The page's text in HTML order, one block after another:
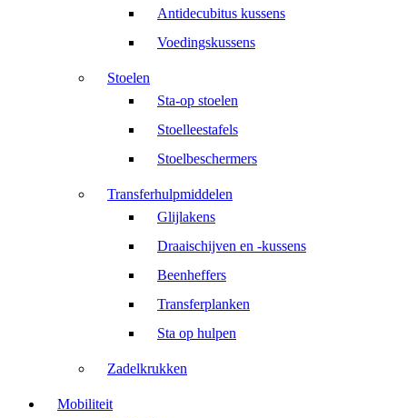
Antidecubitus kussens
Voedingskussens
Stoelen
Sta-op stoelen
Stoelleestafels
Stoelbeschermers
Transferhulpmiddelen
Glijlakens
Draaischijven en -kussens
Beenheffers
Transferplanken
Sta op hulpen
Zadelkrukken
Mobiliteit